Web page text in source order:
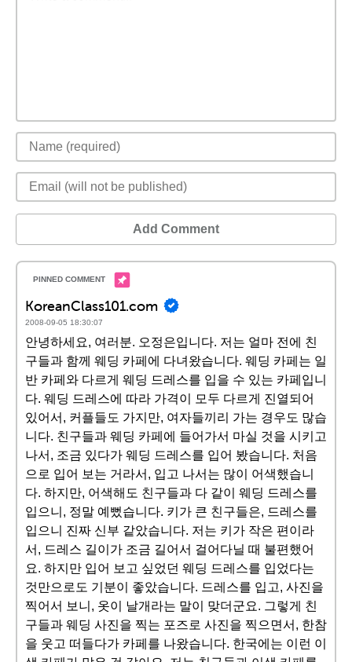
Add Comment
KoreanClass101.com
2008-09-05 18:30:07
안녕하세요, 여러분. 오정은입니다. 저는 얼마 전에 친
구들과 함께 웨딩 카페에 다녀왔습니다. 웨딩 카페는 일
반 카페와 다르게 웨딩 드레스를 입을 수 있는 카페입니
다. 웨딩 드레스에 따라 가격이 모두 다르게 진열되어
있어서, 커플들도 가지만, 여자들끼리 가는 경우도 많습
니다. 친구들과 웨딩 카페에 들어가서 마실 것을 시키고
나서, 조금 있다가 웨딩 드레스를 입어 봤습니다. 처음
으로 입어 보는 거라서, 입고 나서는 많이 어색했습니
다. 하지만, 어색해도 친구들과 다 같이 웨딩 드레스를
입으니, 정말 예뻤습니다. 키가 큰 친구들은, 드레스를
입으니 진짜 신부 같았습니다. 저는 키가 작은 편이라
서, 드레스 길이가 조금 길어서 걸어다닐 때 불편했어
요. 하지만 입어 보고 싶었던 웨딩 드레스를 입었다는
것만으로도 기분이 좋았습니다. 드레스를 입고, 사진을
찍어서 보니, 옷이 날개라는 말이 맞더군요. 그렇게 친
구들과 웨딩 사진을 찍는 포즈로 사진을 찍으면서, 한참
을 웃고 떠들다가 카페를 나왔습니다. 한국에는 이런 이